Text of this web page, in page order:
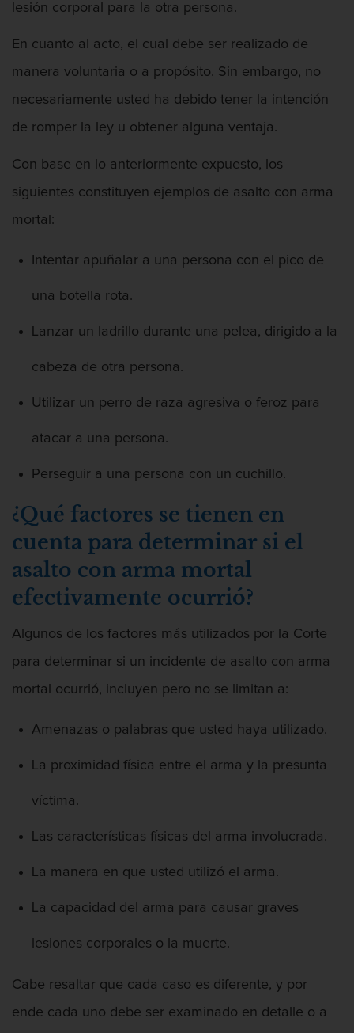
Violación estatutaria
Delitos Violentos
Aumento de Sentencia Para Pandillas
Homicidio Involuntario
Homicidio Voluntario
Intento de Asesinato
DUI
Audiencia Administrativa del DMV
Conducción imprudente con presencia
de Alcohol
Conducir bajo la influencia de drogas
duid
Cuarta Ofensa de DUI
DUI Causando Lesiones
DUI en menores de edad
Peligro de Menores
Violencia Domestica
dependientes
lesión corporal para la otra persona.
En cuanto al acto, el cual debe ser realizado de
manera voluntaria o a propósito. Sin embargo, no
necesariamente usted ha debido tener la intención
de romper la ley u obtener alguna ventaja.
Con base en lo anteriormente expuesto, los
siguientes constituyen ejemplos de asalto con arma
mortal:
Intentar apuñalar a una persona con el pico de
una botella rota.
Lanzar un ladrillo durante una pelea, dirigido a la
cabeza de otra persona.
Utilizar un perro de raza agresiva o feroz para
atacar a una persona.
Perseguir a una persona con un cuchillo.
¿Qué factores se tienen en
cuenta para determinar si el
asalto con arma mortal
efectivamente ocurrió?
Algunos de los factores más utilizados por la Corte
para determinar si un incidente de asalto con arma
mortal ocurrió, incluyen pero no se limitan a:
Amenazas o palabras que usted haya utilizado.
La proximidad física entre el arma y la presunta
víctima.
Las características físicas del arma involucrada.
La manera en que usted utilizó el arma.
La capacidad del arma para causar graves
lesiones corporales o la muerte.
Cabe resaltar que cada caso es diferente, y por
ende cada uno debe ser examinado en detalle o a